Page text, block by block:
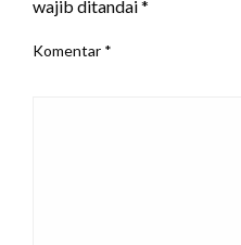
wajib ditandai*
Komentar *